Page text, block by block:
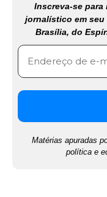
Inscreva-se
jornalístico em seu
Brasília, do
Matérias apuradas
política e